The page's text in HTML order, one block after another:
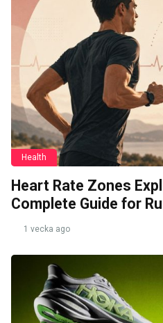
Health
Heart Rate Zones
Complete Guide for
1 vecka ago